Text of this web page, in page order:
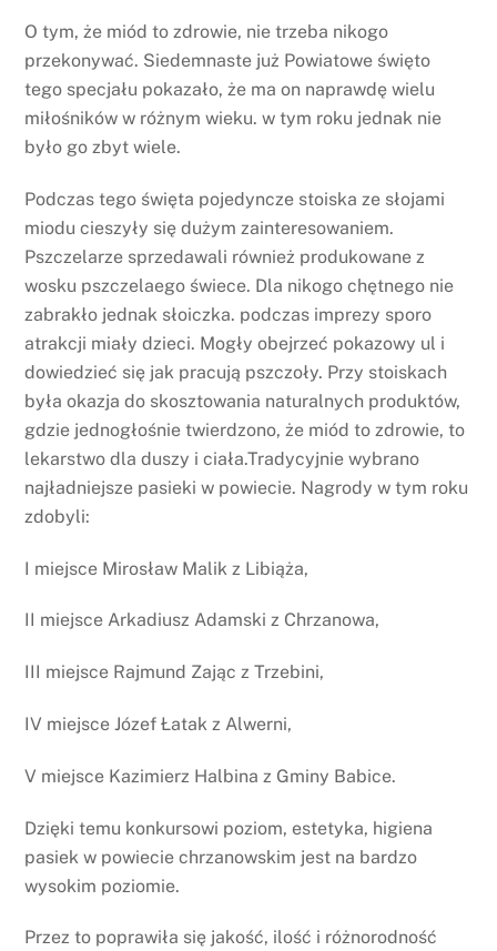
O tym, że miód to zdrowie, nie trzeba nikogo
przekonywać. Siedemnaste już Powiatowe święto
tego specjału pokazało, że ma on naprawdę wielu
miłośników w różnym wieku. w tym roku jednak nie
było go zbyt wiele.
Podczas tego święta pojedyncze stoiska ze słojami
miodu cieszyły się dużym zainteresowaniem.
Pszczelarze sprzedawali również produkowane z
wosku pszczelaego świece. Dla nikogo chętnego nie
zabrakło jednak słoiczka. podczas imprezy sporo
atrakcji miały dzieci. Mogły obejrzeć pokazowy ul i
dowiedzieć się jak pracują pszczoły. Przy stoiskach
była okazja do skosztowania naturalnych produktów,
gdzie jednogłośnie twierdzono, że miód to zdrowie, to
lekarstwo dla duszy i ciała.Tradycyjnie wybrano
najładniejsze pasieki w powiecie. Nagrody w tym roku
zdobyli:
I miejsce Mirosław Malik z Libiąża,
II miejsce Arkadiusz Adamski z Chrzanowa,
III miejsce Rajmund Zając z Trzebini,
IV miejsce Józef Łatak z Alwerni,
V miejsce Kazimierz Halbina z Gminy Babice.
Dzięki temu konkursowi poziom, estetyka, higiena
pasiek w powiecie chrzanowskim jest na bardzo
wysokim poziomie.
Przez to poprawiła się jakość, ilość i różnorodność